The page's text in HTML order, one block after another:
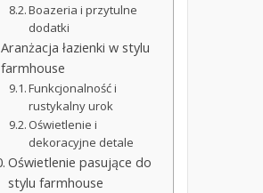
Boazeria i przytulne
dodatki
Aranżacja łazienki w stylu
farmhouse
Funkcjonalność i
rustykalny urok
Oświetlenie i
dekoracyjne detale
Oświetlenie pasujące do
stylu farmhouse